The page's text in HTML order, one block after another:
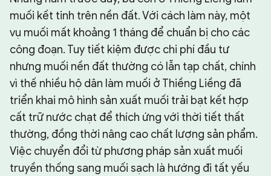
muối kết tinh trên nền đất. Với cách làm này, một
vụ muối mất khoảng 1 tháng để chuẩn bị cho các
công đoạn. Tuy tiết kiệm được chi phí đầu tư
nhưng muối nền đất thường có lẫn tạp chất, chính
vì thế nhiều hộ dân làm muối ở Thiềng Liềng đã
triển khai mô hình sản xuất muối trải bạt kết hợp
cất trữ nước chạt để thích ứng với thời tiết thất
thường, đồng thời nâng cao chất lượng sản phẩm.
Việc chuyển đổi từ phương pháp sản xuất muối
truyền thống sang muối sạch là hướng đi tất yếu